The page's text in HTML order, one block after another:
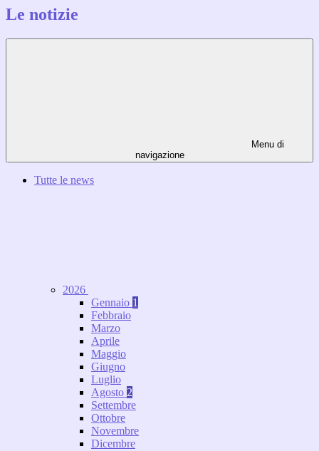
Le notizie
Menu di
navigazione
Tutte le news
2026
Gennaio 1
Febbraio
Marzo
Aprile
Maggio
Giugno
Luglio
Agosto 2
Settembre
Ottobre
Novembre
Dicembre